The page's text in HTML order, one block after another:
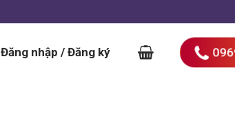
Đăng nhập / Đăng ký